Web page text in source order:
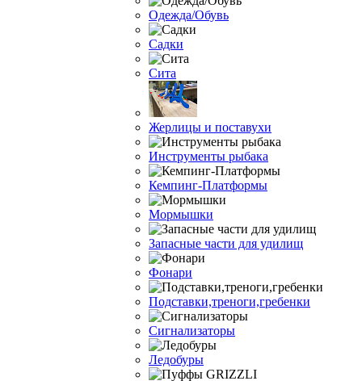
Одежда/Обувь
Садки
Сита
Жерлицы и поставухи
Инструменты рыбака
Кемпинг-Платформы
Мормышки
Запасные части для удилищ
Фонари
Подставки,треноги,гребенки
Сигнализаторы
Ледобуры